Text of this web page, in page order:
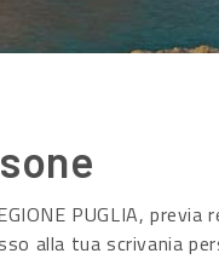
PUGLIA, previa
alla tua scrivania